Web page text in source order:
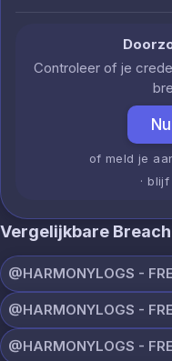
Controleer of je
of meld je
·
Vergelijkbare